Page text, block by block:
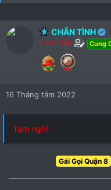
CHÂN TÌNH
? UY TÍN Cung
16 Tháng tám 2022
Tạm nghỉ
Gái Gọi Quận 8